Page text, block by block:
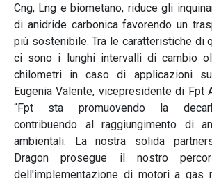
Cng, Lng e biometano, riduce gli
di anidride carbonica favorendo un
più sostenibile. Tra le caratteristiche di
ci sono i lunghi intervalli di cambio
chilometri in caso di applicazioni su
Eugenia Valente, vicepresidente di Fpt
“Fpt sta promuovendo la
contribuendo al raggiungimento di
ambientali. La nostra solida
Dragon prosegue il nostro
dell'implementazione di motori a gas